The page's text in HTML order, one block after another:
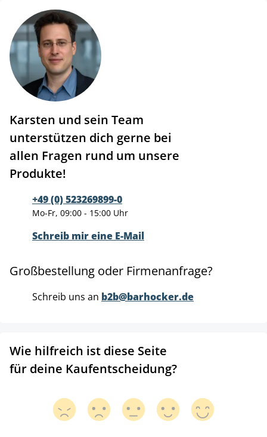
Karsten und sein Team
unterstützen dich gerne bei
allen Fragen rund um unsere
Produkte!
+49 (0) 523269899-0
Mo-Fr, 09:00 - 15:00 Uhr
Schreib mir eine E-Mail
Großbestellung oder Firmenanfrage?
Schreib uns an b2b@barhocker.de
Wie hilfreich ist diese Seite
für deine Kaufentscheidung?